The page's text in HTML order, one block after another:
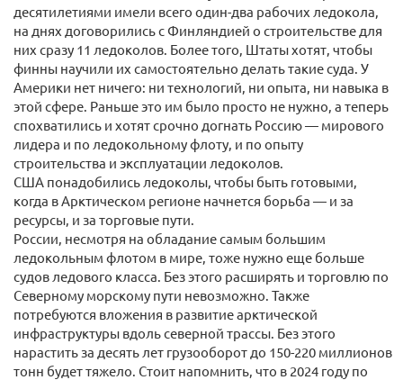
десятилетиями имели всего один-два рабочих ледокола,
на днях договорились с Финляндией о строительстве для
них сразу 11 ледоколов. Более того, Штаты хотят, чтобы
финны научили их самостоятельно делать такие суда. У
Америки нет ничего: ни технологий, ни опыта, ни навыка в
этой сфере. Раньше это им было просто не нужно, а теперь
спохватились и хотят срочно догнать Россию — мирового
лидера и по ледокольному флоту, и по опыту
строительства и эксплуатации ледоколов.
США понадобились ледоколы, чтобы быть готовыми,
когда в Арктическом регионе начнется борьба — и за
ресурсы, и за торговые пути.
России, несмотря на обладание самым большим
ледокольным флотом в мире, тоже нужно еще больше
судов ледового класса. Без этого расширять и торговлю по
Северному морскому пути невозможно. Также
потребуются вложения в развитие арктической
инфраструктуры вдоль северной трассы. Без этого
нарастить за десять лет грузооборот до 150-220 миллионов
тонн будет тяжело. Стоит напомнить, что в 2024 году по